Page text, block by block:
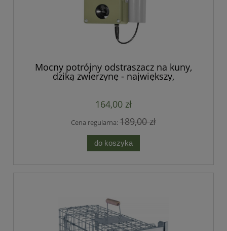
Mocny potrójny odstraszacz na kuny,
dziką zwierzynę - największy,
najmocniejszy, wodoszczelny
164,00 zł
Cena regularna:189,00 zł
do koszyka